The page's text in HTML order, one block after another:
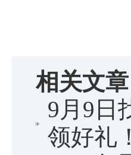
相关文章
9月9日
领好礼！